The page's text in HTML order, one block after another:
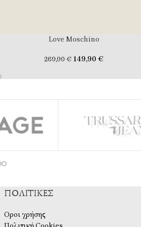
Love Moschino
269,90€ 149,90 €
ΠΟΛΙΤΙΚΈΣ
Οροι χρήσης